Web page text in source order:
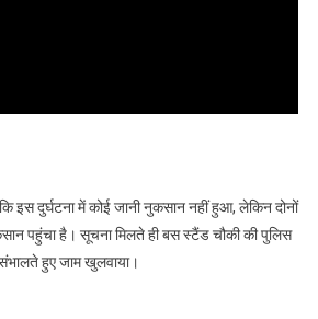
कि इस दुर्घटना में कोई जानी नुकसान नहीं हुआ, लेकिन दोनों
पहुंचा है। सूचना मिलते ही बस स्टैंड चौकी की पुलिस
हुए जाम खुलवाया।